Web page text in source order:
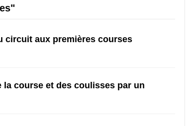
circuit aux premières courses
la course et des coulisses par un